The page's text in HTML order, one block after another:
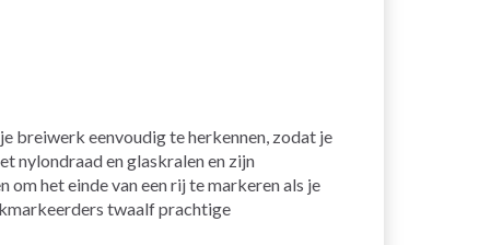
breiwerk eenvoudig te herkennen, zodat je
nylondraad en glaskralen en zijn
het einde van een rij te markeren als je
twaalf prachtige